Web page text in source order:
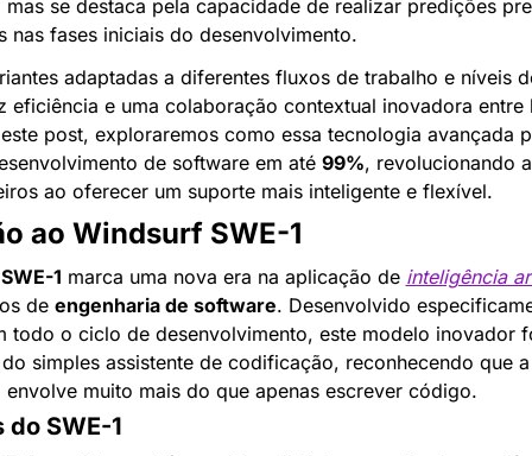
se destaca pela capacidade de realizar predições
nas fases iniciais do desenvolvimento.
adaptadas a diferentes fluxos de trabalho e níveis
eficiência e uma colaboração contextual inovadora entre
post, exploraremos como essa tecnologia avançada
de software em até 99%, revolucionando
ao oferecer um suporte mais inteligente e flexível.
ao Windsurf SWE-1
1 marca uma nova era na aplicação de inteligência
de engenharia de software. Desenvolvido
todo o ciclo de desenvolvimento, este modelo inovador
simples assistente de codificação, reconhecendo que
envolve muito mais do que apenas escrever código.
SWE-1